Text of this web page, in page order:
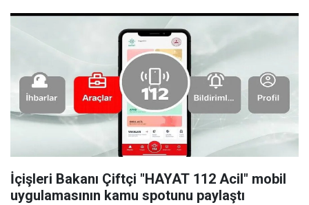
İçişleri Bakanı Çiftçi "HAYAT 112 Acil" mobil
uygulamasının kamu spotunu paylaştı